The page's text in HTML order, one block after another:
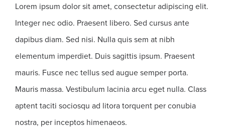
Lorem ipsum dolor sit amet, consectetur adipiscing elit.
Integer nec odio. Praesent libero. Sed cursus ante
dapibus diam. Sed nisi. Nulla quis sem at nibh
elementum imperdiet. Duis sagittis ipsum. Praesent
mauris. Fusce nec tellus sed augue semper porta.
Mauris massa. Vestibulum lacinia arcu eget nulla. Class
aptent taciti sociosqu ad litora torquent per conubia
nostra, per inceptos himenaeos.